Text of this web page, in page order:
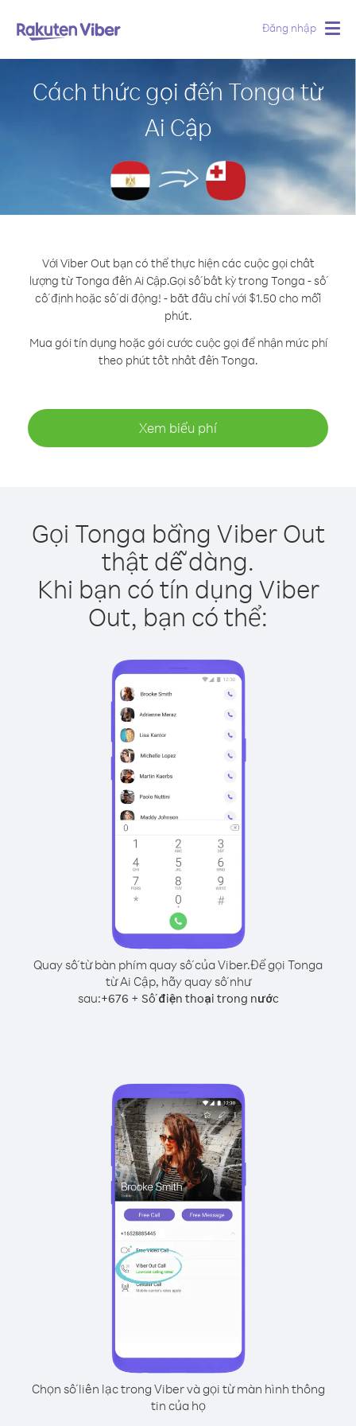
Đăng nhập
Cách thức gọi đến Tonga từ
Ai Cập
Với Viber Out bạn có thể thực hiện các cuộc gọi chất
lượng từ Tonga đến Ai Cập.Gọi số bất kỳ trong Tonga - số
cố định hoặc số di động! - bắt đầu chỉ với $1.50 cho mỗi
phút.
Mua gói tín dụng hoặc gói cước cuộc gọi để nhận mức phí
theo phút tốt nhất đến Tonga.
Xem biểu phí
Gọi Tonga bằng Viber Out
thật dễ dàng.
Khi bạn có tín dụng Viber
Out, bạn có thể:
Quay số từ bàn phím quay số của Viber.Để gọi Tonga
từ Ai Cập, hãy quay số như
sau:+676 + Số điện thoại trong nước
Chọn số liên lạc trong Viber và gọi từ màn hình thông
tin của họ